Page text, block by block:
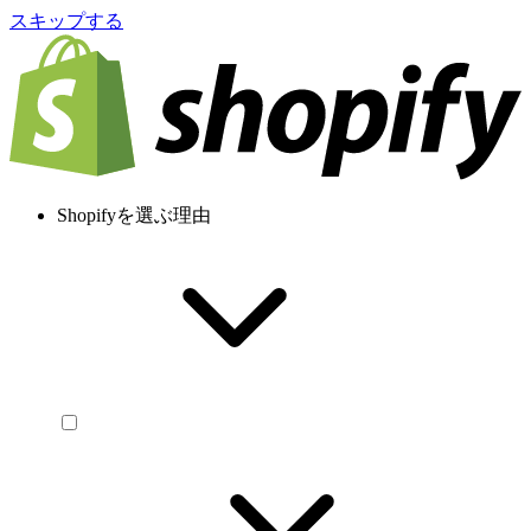
スキップする
Shopifyを選ぶ理由